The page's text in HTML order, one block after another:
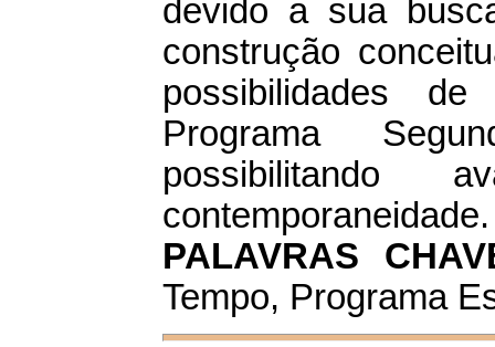
devido a sua
construção
possibilidades
Programa
possibilitando
PALAVRAS
Tempo, Programa